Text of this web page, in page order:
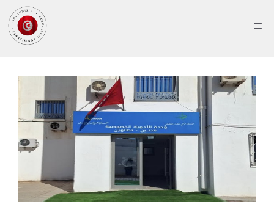
au
contenu